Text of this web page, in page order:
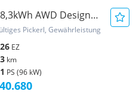
AWD Design
Pickerl, Gewährleistung
EZ
km
PS (96 kW)